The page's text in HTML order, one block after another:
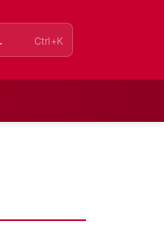
Ctrl+K